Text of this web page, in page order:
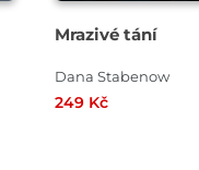
Mrazivé tání
Dana Stabenow
249 Kč